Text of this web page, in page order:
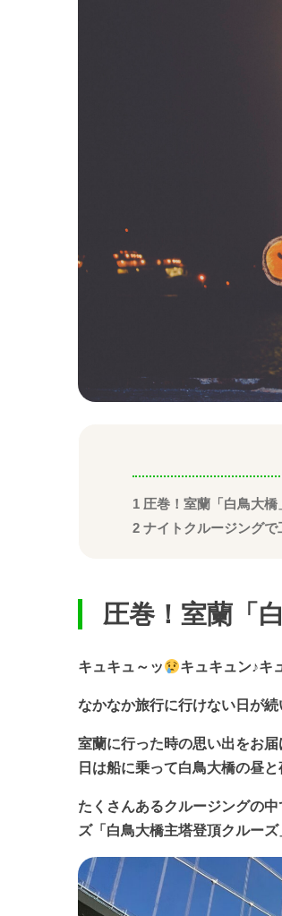
1 圧巻！室蘭「白鳥大
2 ナイトクルージングで
圧巻！室蘭「
キュキュ～ッ キュキュン♪キ
なかなか旅行に行けない日が
室蘭に行った時の思い出をお
日は船に乗って白鳥大橋の昼
たくさんあるクルージングの
ズ「白鳥大橋主塔登頂クルーズ